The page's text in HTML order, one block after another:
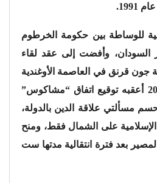
للوساطة بين حكومة الخرطوم
السودان، وأفضت إلى عقد لقاء
جون قرنق في العاصمة الأوغندية
كمبالا في يوليو/تموز 2002 أعقبه توقيع اتفاق “مشاكوس”
مسألتي علاقة الدين بالدولة،
على الشمال فقط، ومنح
بعد فترة انتقالية مدتها ست